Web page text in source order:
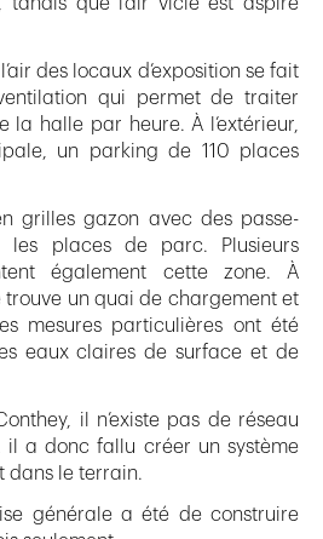
des locaux d’exposition se fait
qui permet de traiter
la halle par heure. À l’extérieur,
un parking de 110 places
grilles gazon avec des passe-
les places de parc. Plusieurs
également cette zone. À
trouve un quai de chargement et
mesures particulières ont été
eaux claires de surface et de
il n’existe pas de réseau
il a donc fallu créer un système
dans le terrain.
générale a été de construire